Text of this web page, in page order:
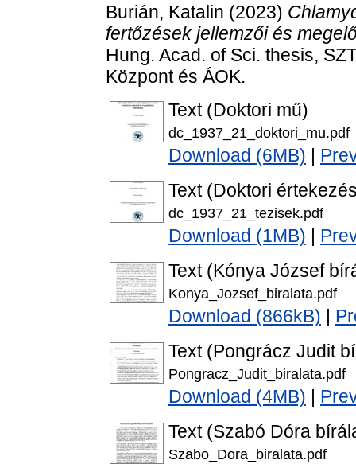
Burián, Katalin (2023)
fertőzések jellemzői és
Hung. Acad. of Sci. thesis,
Központ és ÁOK.
Text (Doktori mű)
dc_1937_21_doktori_mu.pdf
Download (6MB)
Text (Doktori
dc_1937_21_tezisek.pdf
Download (1MB)
Text (Kónya József
Konya_Jozsef_biralata.pdf
Download (866kB)
Text (Pongrácz Judit
Pongracz_Judit_biralata.pdf
Download (4MB)
Text (Szabó Dóra
Szabo_Dora_biralata.pdf